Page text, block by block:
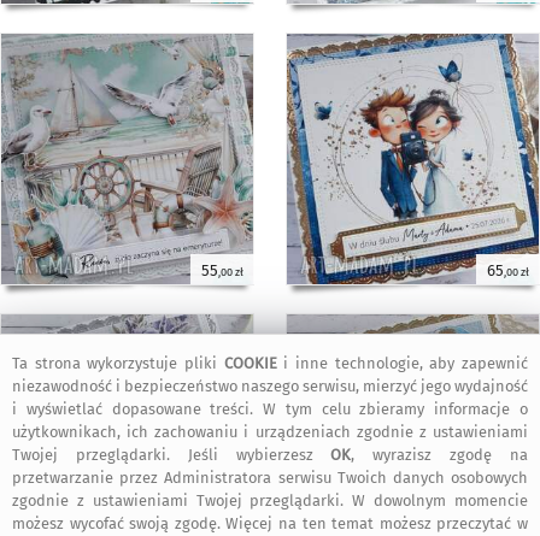
55 ,00 zł 65 ,00 zł
Ta strona wykorzystuje pliki COOKIEi inne technologie, aby zapewnić
niezawodność i bezpieczeństwo naszego serwisu, mierzyć jego wydajność
i wyświetlać dopasowane treści. W tym celu zbieramy informacje o
użytkownikach, ich zachowaniu i urządzeniach zgodnie z ustawieniami
Twojej przeglądarki. Jeśli wybierzeszOK, wyrazisz zgodę na
przetwarzanie przez Administratora serwisu Twoich danych osobowych
zgodnie z ustawieniami Twojej przeglądarki. W dowolnym momencie
możesz wycofać swoją zgodę. Więcej na ten temat możesz przeczytać w